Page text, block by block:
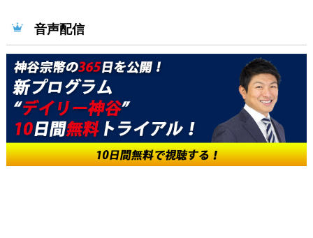
音声配信